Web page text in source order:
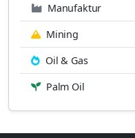
Manufaktur
Mining
Oil & Gas
Palm Oil